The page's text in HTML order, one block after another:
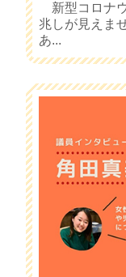
新型コロナ
兆しが見えま
あ...